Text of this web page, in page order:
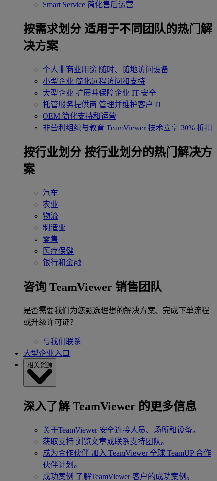
Smart Service 简化售后运营
按需求划分 适用于不同团队的热门解
决方案
个人非商业用途 随时、随地访问设备
小型企业 简化远程访问和支持
大型企业 扩展并保障企业 IT 安全
托管服务提供商 管理并维护客户 IT
OEM 简化支持和运营
非营利组织与教育 TeamViewer 技术立享 30% 折扣
‌按行业划分 按行业划分的热门解决方
案
汽车
农业
物流
制造业
零售
医疗保健
银行和金融
咨询 TeamViewer 销售团队
是否需要我们为您甄选理想的解决方案、完成下单流程
或升级许可证？
与我们联系
大型企业入口
相关资源
深入了解 TeamViewer 的更多信息
关于TeamViewer 安全连接人员、场所和设备。
获取支持 浏览文章或联系支持团队。
成为合作伙伴 加入 TeamViewer 全球 TeamUP 合作
伙伴计划。
成功案例 了解TeamViewer 客户的成功案例。